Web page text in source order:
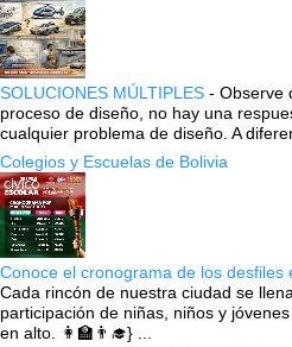
SOLUCIONES MÚLTIPLES - Observe
proceso de diseño, no hay una
cualquier problema de diseño. A
Colegios y Escuelas de Bolivia
Conoce el cronograma de los
Cada rincón de nuestra ciudad se
participación de niñas, niños y
en alto. 👩‍🏫👨‍🎓} ...